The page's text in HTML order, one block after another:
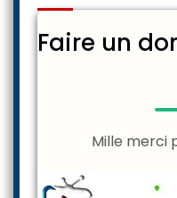
Faire un
Mille merci